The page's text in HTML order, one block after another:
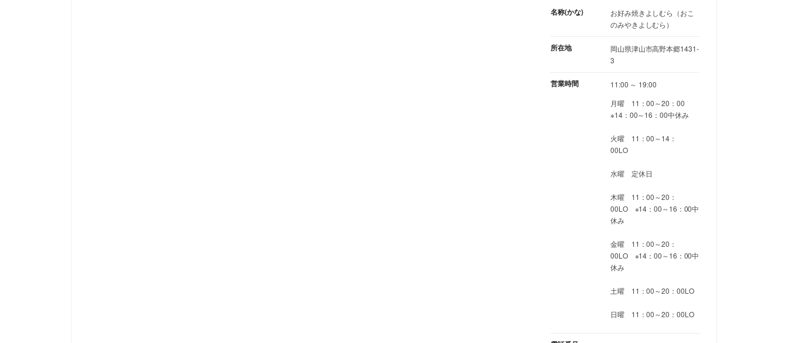
名称(かな)
お好み焼きよしむら（おこ
のみやきよしむら）
所在地
岡山県津山市高野本郷1431-
3
営業時間
11:00 ～ 19:00
月曜 11：00～20：00
※14：00～16：00中休み
火曜 11：00～14：
00LO
水曜 定休日
木曜 11：00～20：
00LO ※14：00～16：00中
休み
金曜 11：00～20：
00LO ※14：00～16：00中
休み
土曜 11：00～20：00LO
日曜 11：00～20：00LO